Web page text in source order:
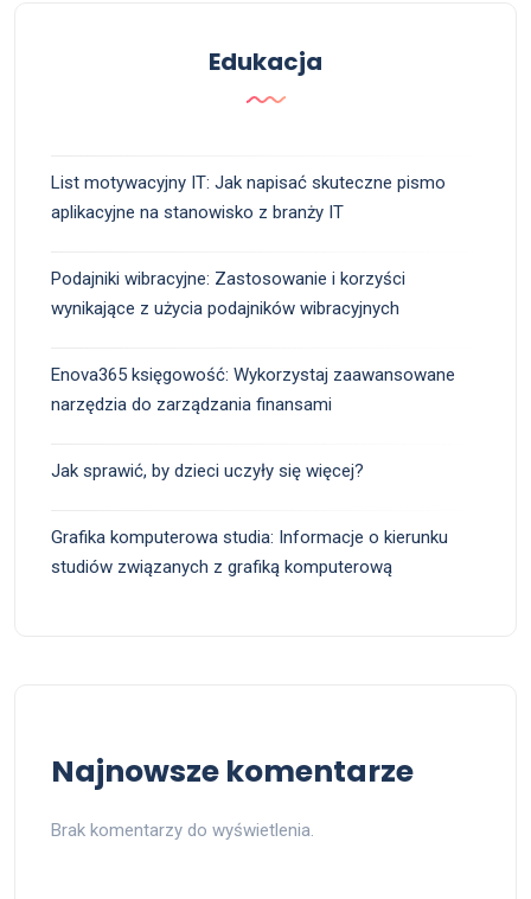
Edukacja
List motywacyjny IT: Jak napisać skuteczne pismo
aplikacyjne na stanowisko z branży IT
Podajniki wibracyjne: Zastosowanie i korzyści
wynikające z użycia podajników wibracyjnych
Enova365 księgowość: Wykorzystaj zaawansowane
narzędzia do zarządzania finansami
Jak sprawić, by dzieci uczyły się więcej?
Grafika komputerowa studia: Informacje o kierunku
studiów związanych z grafiką komputerową
Najnowsze komentarze
Brak komentarzy do wyświetlenia.